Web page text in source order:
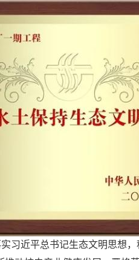
习近平总书记生态文明思想